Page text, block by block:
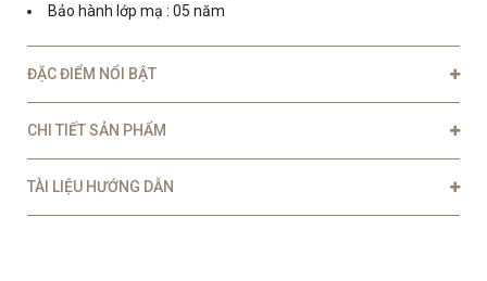
Bảo hành lớp mạ : 05 năm
ĐẶC ĐIỂM NỔI BẬT
CHI TIẾT SẢN PHẨM
TÀI LIỆU HƯỚNG DẪN